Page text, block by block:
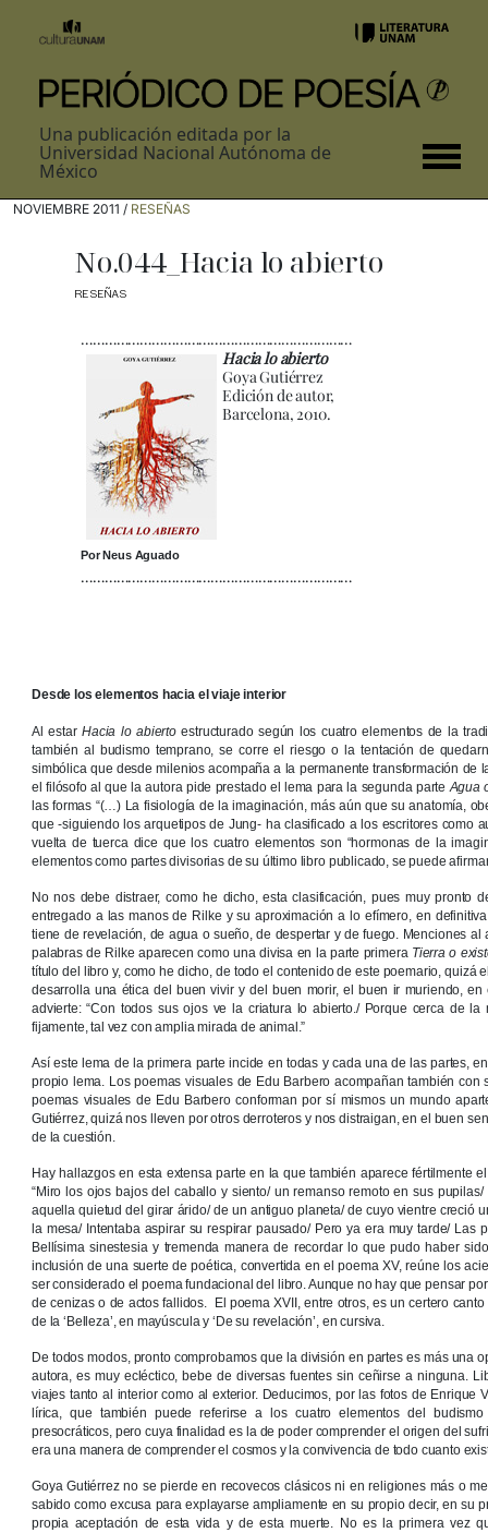
Una publicación editada por la
Universidad Nacional Autónoma de
México
NOVIEMBRE 2011 / RESEÑAS
No.044_Hacia lo abierto
RESEÑAS
……………………………………………………………
Hacia lo abierto
Goya Gutiérrez
Edición de autor,
Barcelona, 2010.
Por Neus Aguado
……………………………………………………………
Desde los elementos hacia el viaje interior
Al estar Hacia lo abiertoestructurado según los cuatro elementos de la
también al budismo temprano, se corre el riesgo o la tentación de
simbólica que desde milenios acompaña a la permanente transformación de
el filósofo al que la autora pide prestado el lema para la segunda parteAgua
las formas “(…) La fisiología de la imaginación, más aún que su anatomía,
que -siguiendo los arquetipos de Jung- ha clasificado a los escritores como
vuelta de tuerca dice que los cuatro elementos son “hormonas de la
elementos como partes divisorias de su último libro publicado, se puede
No nos debe distraer, como he dicho, esta clasificación, pues muy pronto
entregado a las manos de Rilke y su aproximación a lo efímero, en
tiene de revelación, de agua o sueño, de despertar y de fuego. Menciones
palabras de Rilke aparecen como una divisa en la parte primeraTierra o
título del libro y, como he dicho, de todo el contenido de este poemario, quizá
desarrolla una ética del buen vivir y del buen morir, el buen ir muriendo,
advierte: “Con todos sus ojos ve la criatura lo abierto./ Porque cerca de
fijamente, tal vez con amplia mirada de animal.”
Así este lema de la primera parte incide en todas y cada una de las partes,
propio lema. Los poemas visuales de Edu Barbero acompañan también
poemas visuales de Edu Barbero conforman por sí mismos un mundo
Gutiérrez, quizá nos lleven por otros derroteros y nos distraigan, en el buen
de la cuestión.
Hay hallazgos en esta extensa parte en la que también aparece fértilmente
“Miro los ojos bajos del caballo y siento/ un remanso remoto en sus
aquella quietud del girar árido/ de un antiguo planeta/ de cuyo vientre creció
la mesa/ Intentaba aspirar su respirar pausado/ Pero ya era muy tarde/
Bellísima sinestesia y tremenda manera de recordar lo que pudo haber
inclusión de una suerte de poética, convertida en el poema XV, reúne los
ser considerado el poema fundacional del libro. Aunque no hay que pensar
de cenizas o de actos fallidos. El poema XVII, entre otros, es un certero
de la ‘Belleza’, en mayúscula y ‘De su revelación’, en cursiva.
De todos modos, pronto comprobamos que la división en partes es más una
autora, es muy ecléctico, bebe de diversas fuentes sin ceñirse a ninguna.
viajes tanto al interior como al exterior. Deducimos, por las fotos de
lírica, que también puede referirse a los cuatro elementos del
presocráticos, pero cuya finalidad es la de poder comprender el origen del
era una manera de comprender el cosmos y la convivencia de todo cuanto
Goya Gutiérrez no se pierde en recovecos clásicos ni en religiones más o
sabido como excusa para explayarse ampliamente en su propio decir, en su
propia aceptación de esta vida y de esta muerte. No es la primera vez